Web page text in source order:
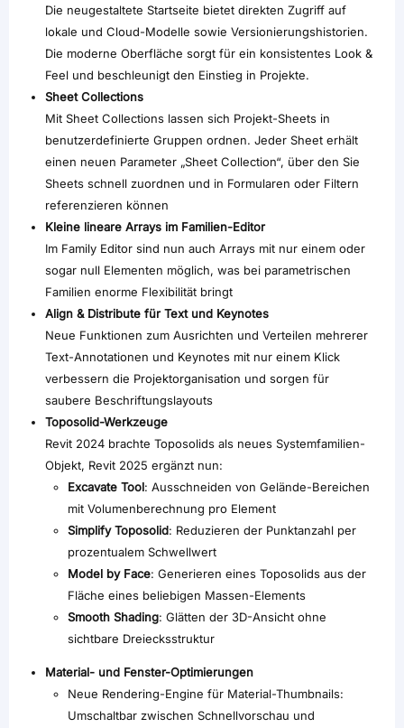
Die neugestaltete Startseite bietet direkten Zugriff auf
lokale und Cloud-Modelle sowie Versionierungshistorien.
Die moderne Oberfläche sorgt für ein konsistentes Look &
Feel und beschleunigt den Einstieg in Projekte.
Sheet Collections
Mit Sheet Collections lassen sich Projekt-Sheets in
benutzerdefinierte Gruppen ordnen. Jeder Sheet erhält
einen neuen Parameter „Sheet Collection“, über den Sie
Sheets schnell zuordnen und in Formularen oder Filtern
referenzieren können
Kleine lineare Arrays im Familien-Editor
Im Family Editor sind nun auch Arrays mit nur einem oder
sogar null Elementen möglich, was bei parametrischen
Familien enorme Flexibilität bringt
Align & Distribute für Text und Keynotes
Neue Funktionen zum Ausrichten und Verteilen mehrerer
Text-Annotationen und Keynotes mit nur einem Klick
verbessern die Projektorganisation und sorgen für
saubere Beschriftungslayouts
Toposolid-Werkzeuge
Revit 2024 brachte Toposolids als neues Systemfamilien-
Objekt, Revit 2025 ergänzt nun:
Excavate Tool: Ausschneiden von Gelände-Bereichen
mit Volumenberechnung pro Element
Simplify Toposolid: Reduzieren der Punktanzahl per
prozentualem Schwellwert
Model by Face: Generieren eines Toposolids aus der
Fläche eines beliebigen Massen-Elements
Smooth Shading: Glätten der 3D-Ansicht ohne
sichtbare Dreiecksstruktur
Material- und Fenster-Optimierungen
Neue Rendering-Engine für Material-Thumbnails:
Umschaltbar zwischen Schnellvorschau und